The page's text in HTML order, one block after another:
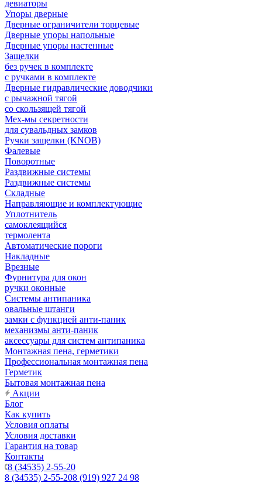
девиаторы
Упоры дверные
Дверные ограничители торцевые
Дверные упоры напольные
Дверные упоры настенные
Защелки
без ручек в комплекте
с ручками в комплекте
Дверные гидравлические доводчики
с рычажной тягой
со скользящей тягой
Мех-мы секретности
для сувальдных замков
Ручки защелки (KNOB)
Фалевые
Поворотные
Раздвижные системы
Раздвижные системы
Складные
Направляющие и комплектующие
Уплотнитель
самоклеящийся
термолента
Автоматические пороги
Накладные
Врезные
Фурнитура для окон
ручки оконные
Системы антипаника
овальные штанги
замки с функцией анти-паник
механизмы анти-паник
аксессуары для систем антипаника
Монтажная пена, герметики
Профессиональная монтажная пена
Герметик
Бытовая монтажная пена
Акции
Блог
Как купить
Условия оплаты
Условия доставки
Гарантия на товар
Контакты
8 (34535) 2-55-20
8 (34535) 2-55-208 (919) 927 24 98